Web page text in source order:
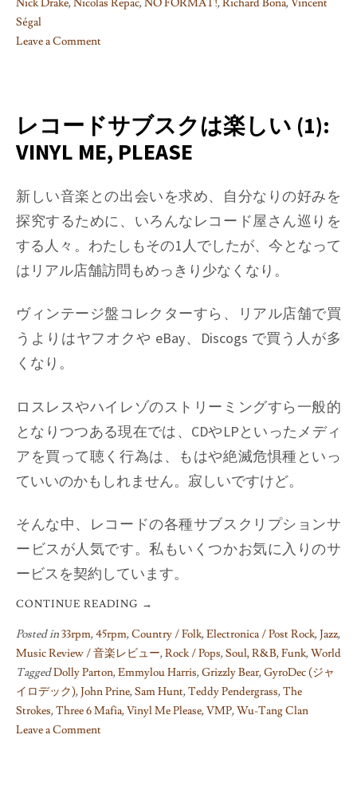
Ségal
Leave a Comment
ー
ド
サ
ス
ク
は
楽
し
(3):
FØRMAT!
レコードサブスクは楽しい (1):
VINYL ME, PLEASE
新しい音楽との出会いを求め、自分なりの好みを
探究するために、いろんなレコード屋さん巡りを
する人々。わたしもその1人でしたが、今となって
はリアル店舗訪問もめっきり少なくなり。
ヴィンテージ盤コレクターすら、リアル店舗で買
うよりはヤフオクや eBay、Discogs で買う人が多
くなり。
ロスレスやハイレゾのストリーミングすら一般的
となりつつある現在では、CDやLPといったメディ
アを買って聴く行為は、もはや絶滅危惧種といっ
ていいのかもしれません。寂しいですけど。
そんな中、レコードの各種サブスクリプションサ
ービスが人気です。私もいくつかお気に入りのサ
ービスを契約しています。
CONTINUE READING →
Posted in33rpm,45rpm,Country / Folk,Electronica / Post Rock,Jazz,
Music Review / 音楽レビュー,Rock / Pops,Soul, R&B, Funk,World
TaggedDolly Parton,Emmylou Harris,Grizzly Bear,GyroDec (ジャ
イロデック),John Prine,Sam Hunt,Teddy Pendergrass,The
Strokes,Three 6 Mafia,Vinyl Me Please,VMP,Wu-Tang Clan
Leave a Comment